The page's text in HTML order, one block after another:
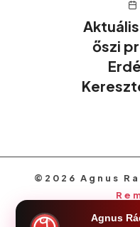
őszi
©2026 Agnus
Agnus